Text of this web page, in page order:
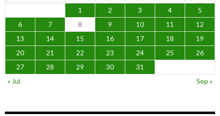
1
2 3 4
5
6
7 8 9 10 11
12
13
14 15 16 17 18
19
20
21 22 23 24 25
26
27
28 29 30
31
« Jul
Sep »